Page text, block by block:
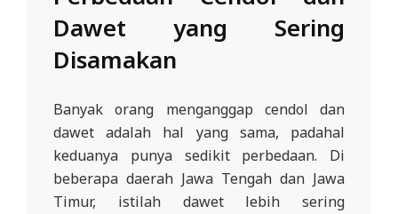
Dawet yang Sering
Disamakan
Banyak orang menganggap cendol dan
dawet adalah hal yang sama, padahal
keduanya punya sedikit perbedaan. Di
beberapa daerah Jawa Tengah dan Jawa
Timur, istilah dawet lebih sering